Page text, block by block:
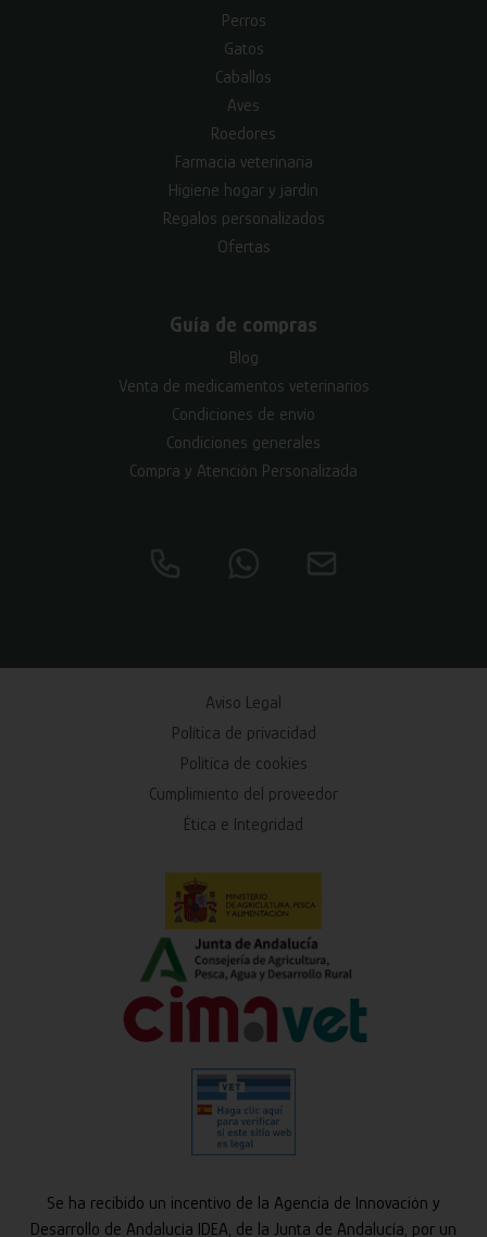
Perros
Gatos
Caballos
Aves
Roedores
Farmacia veterinaria
Higiene hogar y jardín
Regalos personalizados
Ofertas
Guía de compras
Blog
Venta de medicamentos veterinarios
Condiciones de envío
Condiciones generales
Compra y Atención Personalizada
Aviso Legal
Política de privacidad
Política de cookies
Cumplimiento del proveedor
Ética e Integridad
Se ha recibido un incentivo de la Agencia de Innovación y
Desarrollo de Andalucía IDEA, de la Junta de Andalucía, por un